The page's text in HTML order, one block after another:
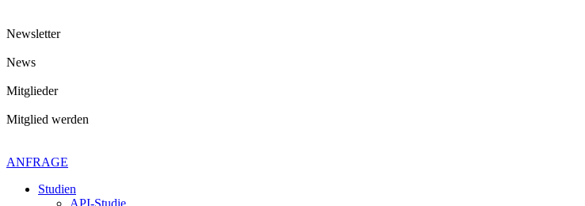
Newsletter
News
Mitglieder
Mitglied werden
ANFRAGE
Studien
API-Studie